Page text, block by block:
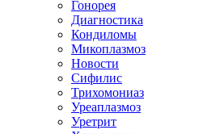
Гонорея
Диагностика
Кондиломы
Микоплазмоз
Новости
Сифилис
Трихомониаз
Уреаплазмоз
Уретрит